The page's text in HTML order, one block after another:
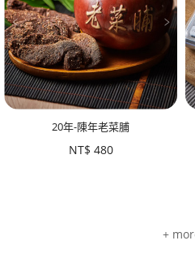
20年-陳年老菜脯
NT$ 480
+